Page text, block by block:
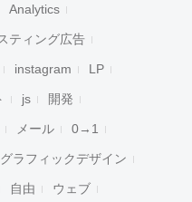
Analytics
ティング広告
instagram LP
js 開発
メール 0→1
グラフィックデザイン
自由 ウェブ